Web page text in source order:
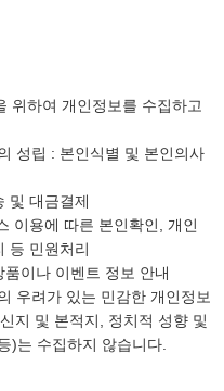
위하여 개인정보를 수집하고
성립 : 본인식별 및 본인의사
및 대금결제
이용에 따른 본인확인, 개인
등 민원처리
이나 이벤트 정보 안내
우려가 있는 민감한 개인정보
지 및 본적지, 정치적 성향 및
)는 수집하지 않습니다.